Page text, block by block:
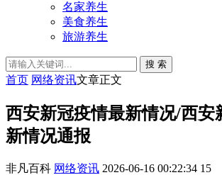
名家养生
美食养生
旅游养生
搜 索
首页 网络资讯文章正文
西安新冠疫情最新情况/西安
新情况通报
非凡百科 网络资讯 2026-06-16 00:22:34 15